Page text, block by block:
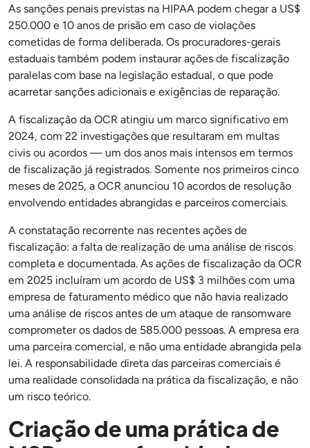
As sanções penais previstas na HIPAA podem chegar a US$
250.000 e 10 anos de prisão em caso de violações
cometidas de forma deliberada. Os procuradores-gerais
estaduais também podem instaurar ações de fiscalização
paralelas com base na legislação estadual, o que pode
acarretar sanções adicionais e exigências de reparação.
A fiscalização da OCR atingiu um marco significativo em
2024, com 22 investigações que resultaram em multas
civis ou acordos — um dos anos mais intensos em termos
de fiscalização já registrados. Somente nos primeiros cinco
meses de 2025, a OCR anunciou 10 acordos de resolução
envolvendo entidades abrangidas e parceiros comerciais.
A constatação recorrente nas recentes ações de
fiscalização: a falta de realização de uma análise de riscos
completa e documentada. As ações de fiscalização da OCR
em 2025 incluíram um acordo de US$ 3 milhões com uma
empresa de faturamento médico que não havia realizado
uma análise de riscos antes de um ataque de ransomware
comprometer os dados de 585.000 pessoas. A empresa era
uma parceira comercial, e não uma entidade abrangida pela
lei. A responsabilidade direta das parceiras comerciais é
uma realidade consolidada na prática da fiscalização, e não
um risco teórico.
Criação de uma prática de